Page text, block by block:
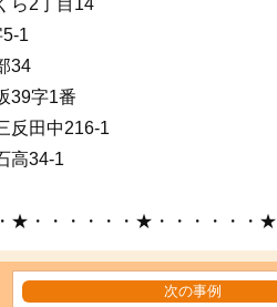
1
34
字1番
田中216-1
34-1
★・・・・・・★・・・・・・★
次の事例